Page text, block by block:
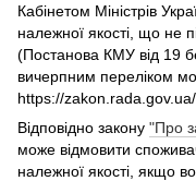
Кабінетом Міністрів
належної якості, що не
(Постанова КМУ від 19
вичерпним переліком
https://
Відповідно закону "Про
може відмовити
належної якості, якщо